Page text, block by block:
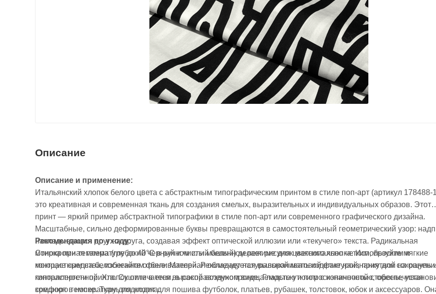
Описание
Описание и применение:
Итальянский хлопок белого цвета с абстрактным типографическим принтом в стиле поп-арт (артикул
это креативная и современная ткань для создания смелых, выразительных и индивидуальных образов. Этот
принт — яркий пример абстрактной типографики в стиле поп-арт или современного графического дизайна.
Масштабные, сильно деформированные буквы превращаются в самостоятельный геометрический узор:
накладываются друг на друга, создавая эффект оптической иллюзии или «текучего» текста. Радикальная
монохромная гамма (глубокий черный и чистый белый) делает рисунок максимально четким, броским и
контрастным на белоснежном фоне. Материал обладает натуральной матовой фактурой, приятной на ощупь
гипоаллергенной. Хлопок отличается высокой воздухопроницаемостью и гигроскопичностью, обеспечивая
комфорт в носке. Ткань подходит для пошива футболок, платьев, рубашек, толстовок, юбок и аксессуаров.
Рекомендация по уходу:
Стирка при температуре до 40°C в ручном или машинном режиме для цветного хлопка. Используйте мягкие
моющие средства, избегайте отбеливателей. Рекомендуется выворачивать изделие наизнанку для
контрастности принта. Сушите в тени, в расправленном виде. Гладьте утюгом с изнаночной стороны,
среднюю температуру для хлопка.